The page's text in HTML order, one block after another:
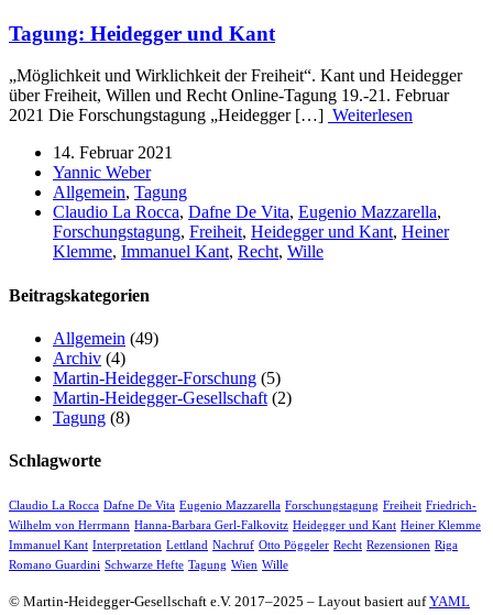
Tagung: Heidegger und Kant
„Möglichkeit und Wirklichkeit der Freiheit“. Kant und Heidegger
über Freiheit, Willen und Recht Online-Tagung 19.-21. Februar
2021 Die Forschungstagung „Heidegger […] Weiterlesen
14. Februar 2021
Yannic Weber
Allgemein, Tagung
Claudio La Rocca, Dafne De Vita, Eugenio Mazzarella,
Forschungstagung, Freiheit, Heidegger und Kant, Heiner
Klemme, Immanuel Kant, Recht, Wille
Beitragskategorien
Allgemein (49)
Archiv (4)
Martin-Heidegger-Forschung (5)
Martin-Heidegger-Gesellschaft (2)
Tagung (8)
Schlagworte
Claudio La Rocca Dafne De Vita Eugenio Mazzarella Forschungstagung Freiheit Friedrich-
Wilhelm von Herrmann Hanna-Barbara Gerl-Falkovitz Heidegger und Kant Heiner Klemme
Immanuel Kant Interpretation Lettland Nachruf Otto Pöggeler Recht Rezensionen Riga
Romano Guardini Schwarze Hefte Tagung Wien Wille
© Martin-Heidegger-Gesellschaft e.V. 2017–2025 – Layout basiert aufYAML